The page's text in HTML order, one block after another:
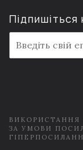
Підпишіться
m
a
ВИКОРИСТАННЯ
ЗА УМОВИ